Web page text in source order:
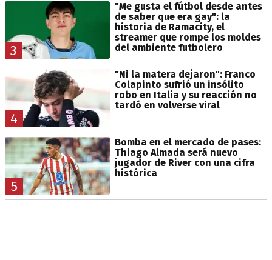
3
"Me gusta el fútbol desde antes
de saber que era gay": la
historia de Ramacity, el
streamer que rompe los moldes
del ambiente futbolero
4
"Ni la matera dejaron": Franco
Colapinto sufrió un insólito
robo en Italia y su reacción no
tardó en volverse viral
5
Bomba en el mercado de pases:
Thiago Almada será nuevo
jugador de River con una cifra
histórica